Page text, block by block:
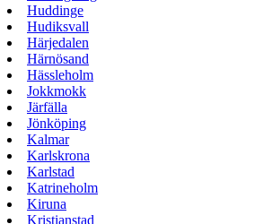
Huddinge
Hudiksvall
Härjedalen
Härnösand
Hässleholm
Jokkmokk
Järfälla
Jönköping
Kalmar
Karlskrona
Karlstad
Katrineholm
Kiruna
Kristianstad